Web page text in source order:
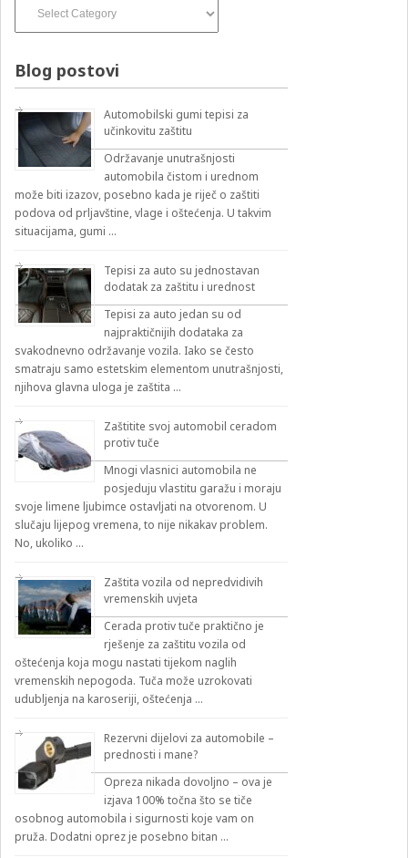
pesama
Blog postovi
Automobilski gumi tepisi za
učinkovitu zaštitu
Održavanje unutrašnjosti
automobila čistom i urednom
može biti izazov, posebno kada je riječ o zaštiti
podova od prljavštine, vlage i oštećenja. U takvim
situacijama, gumi …
Tepisi za auto su jednostavan
dodatak za zaštitu i urednost
Tepisi za auto jedan su od
najpraktičnijih dodataka za
svakodnevno održavanje vozila. Iako se često
smatraju samo estetskim elementom unutrašnjosti,
njihova glavna uloga je zaštita …
Zaštitite svoj automobil ceradom
protiv tuče
Mnogi vlasnici automobila ne
posjeduju vlastitu garažu i moraju
svoje limene ljubimce ostavljati na otvorenom. U
slučaju lijepog vremena, to nije nikakav problem.
No, ukoliko …
Zaštita vozila od nepredvidivih
vremenskih uvjeta
Cerada protiv tuče praktično je
rješenje za zaštitu vozila od
oštećenja koja mogu nastati tijekom naglih
vremenskih nepogoda. Tuča može uzrokovati
udubljenja na karoseriji, oštećenja …
Rezervni dijelovi za automobile –
prednosti i mane?
Opreza nikada dovoljno – ova je
izjava 100% točna što se tiče
osobnog automobila i sigurnosti koje vam on
pruža. Dodatni oprez je posebno bitan …